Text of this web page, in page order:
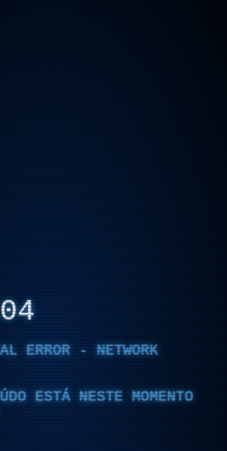
ERROR - NETWORK
ESTÁ NESTE MOMENTO